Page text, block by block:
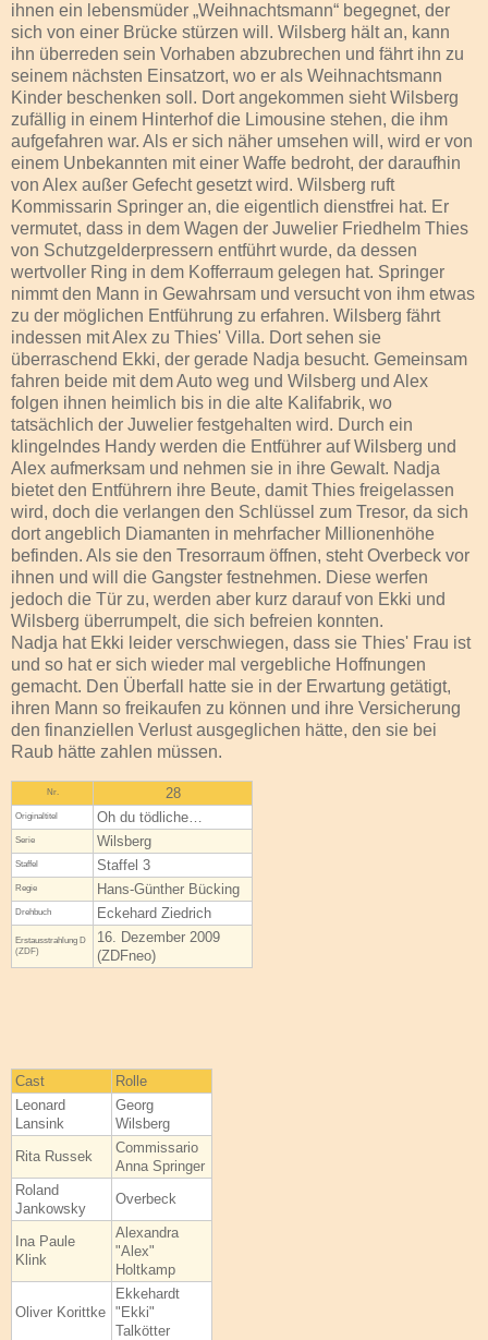
ihnen ein lebensmüder „Weihnachtsmann“ begegnet, der
sich von einer Brücke stürzen will. Wilsberg hält an, kann
ihn überreden sein Vorhaben abzubrechen und fährt ihn zu
seinem nächsten Einsatzort, wo er als Weihnachtsmann
Kinder beschenken soll. Dort angekommen sieht Wilsberg
zufällig in einem Hinterhof die Limousine stehen, die ihm
aufgefahren war. Als er sich näher umsehen will, wird er von
einem Unbekannten mit einer Waffe bedroht, der daraufhin
von Alex außer Gefecht gesetzt wird. Wilsberg ruft
Kommissarin Springer an, die eigentlich dienstfrei hat. Er
vermutet, dass in dem Wagen der Juwelier Friedhelm Thies
von Schutzgelderpressern entführt wurde, da dessen
wertvoller Ring in dem Kofferraum gelegen hat. Springer
nimmt den Mann in Gewahrsam und versucht von ihm etwas
zu der möglichen Entführung zu erfahren. Wilsberg fährt
indessen mit Alex zu Thies' Villa. Dort sehen sie
überraschend Ekki, der gerade Nadja besucht. Gemeinsam
fahren beide mit dem Auto weg und Wilsberg und Alex
folgen ihnen heimlich bis in die alte Kalifabrik, wo
tatsächlich der Juwelier festgehalten wird. Durch ein
klingelndes Handy werden die Entführer auf Wilsberg und
Alex aufmerksam und nehmen sie in ihre Gewalt. Nadja
bietet den Entführern ihre Beute, damit Thies freigelassen
wird, doch die verlangen den Schlüssel zum Tresor, da sich
dort angeblich Diamanten in mehrfacher Millionenhöhe
befinden. Als sie den Tresorraum öffnen, steht Overbeck vor
ihnen und will die Gangster festnehmen. Diese werfen
jedoch die Tür zu, werden aber kurz darauf von Ekki und
Wilsberg überrumpelt, die sich befreien konnten.
Nadja hat Ekki leider verschwiegen, dass sie Thies' Frau ist
und so hat er sich wieder mal vergebliche Hoffnungen
gemacht. Den Überfall hatte sie in der Erwartung getätigt,
ihren Mann so freikaufen zu können und ihre Versicherung
den finanziellen Verlust ausgeglichen hätte, den sie bei
Raub hätte zahlen müssen.
Nr. 28
Original­titel Oh du tödliche…
Serie Wilsberg
Staffel Staffel 3
Regie Hans-Günther Bücking
Drehbuch Eckehard Ziedrich
Erstaus­strahlung D
(ZDF)
16. Dezember 2009
(ZDFneo)
Cast
Rolle
Leonard
Lansink
Georg
Wilsberg
Rita Russek
Commissario
Anna Springer
Roland
Jankowsky
Overbeck
Ina Paule
Klink
Alexandra
"Alex"
Holtkamp
Oliver Korittke
Ekkehardt
"Ekki"
Talkötter